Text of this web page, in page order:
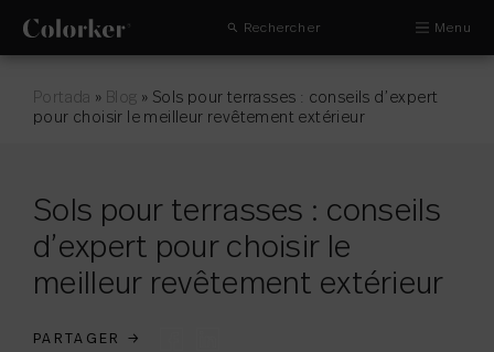
Rechercher Menu
Portada » Blog » Sols pour terrasses : conseils d’expert
pour choisir le meilleur revêtement extérieur
Sols pour terrasses : conseils
d’expert pour choisir le
meilleur revêtement extérieur
PARTAGER →